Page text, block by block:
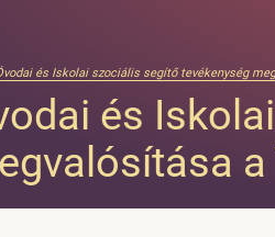
és Iskolai szociális segítő tevékenység
és